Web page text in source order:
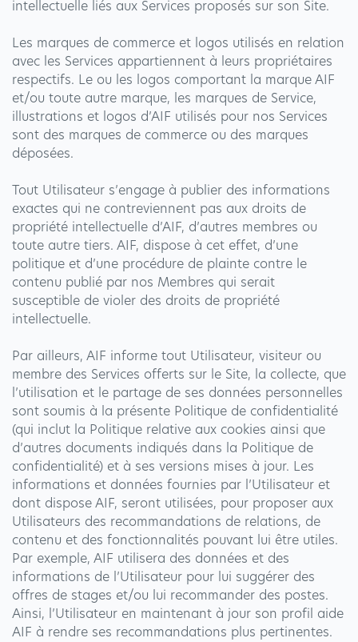
intellectuelle liés aux Services proposés sur son Site.
Les marques de commerce et logos utilisés en relation
avec les Services appartiennent à leurs propriétaires
respectifs. Le ou les logos comportant la marque AIF
et/ou toute autre marque, les marques de Service,
illustrations et logos d’AIF utilisés pour nos Services
sont des marques de commerce ou des marques
déposées.
Tout Utilisateur s’engage à publier des informations
exactes qui ne contreviennent pas aux droits de
propriété intellectuelle d’AIF, d’autres membres ou
toute autre tiers. AIF, dispose à cet effet, d’une
politique et d’une procédure de plainte contre le
contenu publié par nos Membres qui serait
susceptible de violer des droits de propriété
intellectuelle.
Par ailleurs, AIF informe tout Utilisateur, visiteur ou
membre des Services offerts sur le Site, la collecte, que
l’utilisation et le partage de ses données personnelles
sont soumis à la présente Politique de confidentialité
(qui inclut la Politique relative aux cookies ainsi que
d’autres documents indiqués dans la Politique de
confidentialité) et à ses versions mises à jour. Les
informations et données fournies par l’Utilisateur et
dont dispose AIF, seront utilisées, pour proposer aux
Utilisateurs des recommandations de relations, de
contenu et des fonctionnalités pouvant lui être utiles.
Par exemple, AIF utilisera des données et des
informations de l’Utilisateur pour lui suggérer des
offres de stages et/ou lui recommander des postes.
Ainsi, l’Utilisateur en maintenant à jour son profil aide
AIF à rendre ses recommandations plus pertinentes.